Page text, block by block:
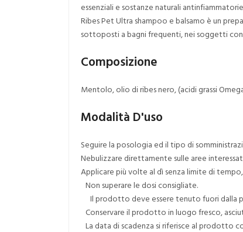
essenziali e sostanze naturali
Ribes Pet Ultra shampoo e balsamo è un
sottoposti a bagni frequenti, nei soggetti
Composizione
Mentolo, olio di ribes nero, (acidi grassi
Modalità D'uso
Seguire la posologia ed il tipo di
Nebulizzare direttamente sulle aree
Applicare più volte al dì senza limite di
Non superare le dosi consigliate.
Il prodotto deve essere tenuto fuori dalla
Conservare il prodotto in luogo fresco,
La data di scadenza si riferisce al